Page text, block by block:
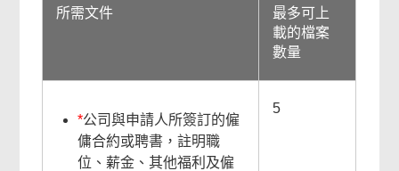
所需文件
最多可上
載的檔案
數量
*公司與申請人所簽訂的僱
傭合約或聘書，註明職
位、薪金、其他福利及僱
5